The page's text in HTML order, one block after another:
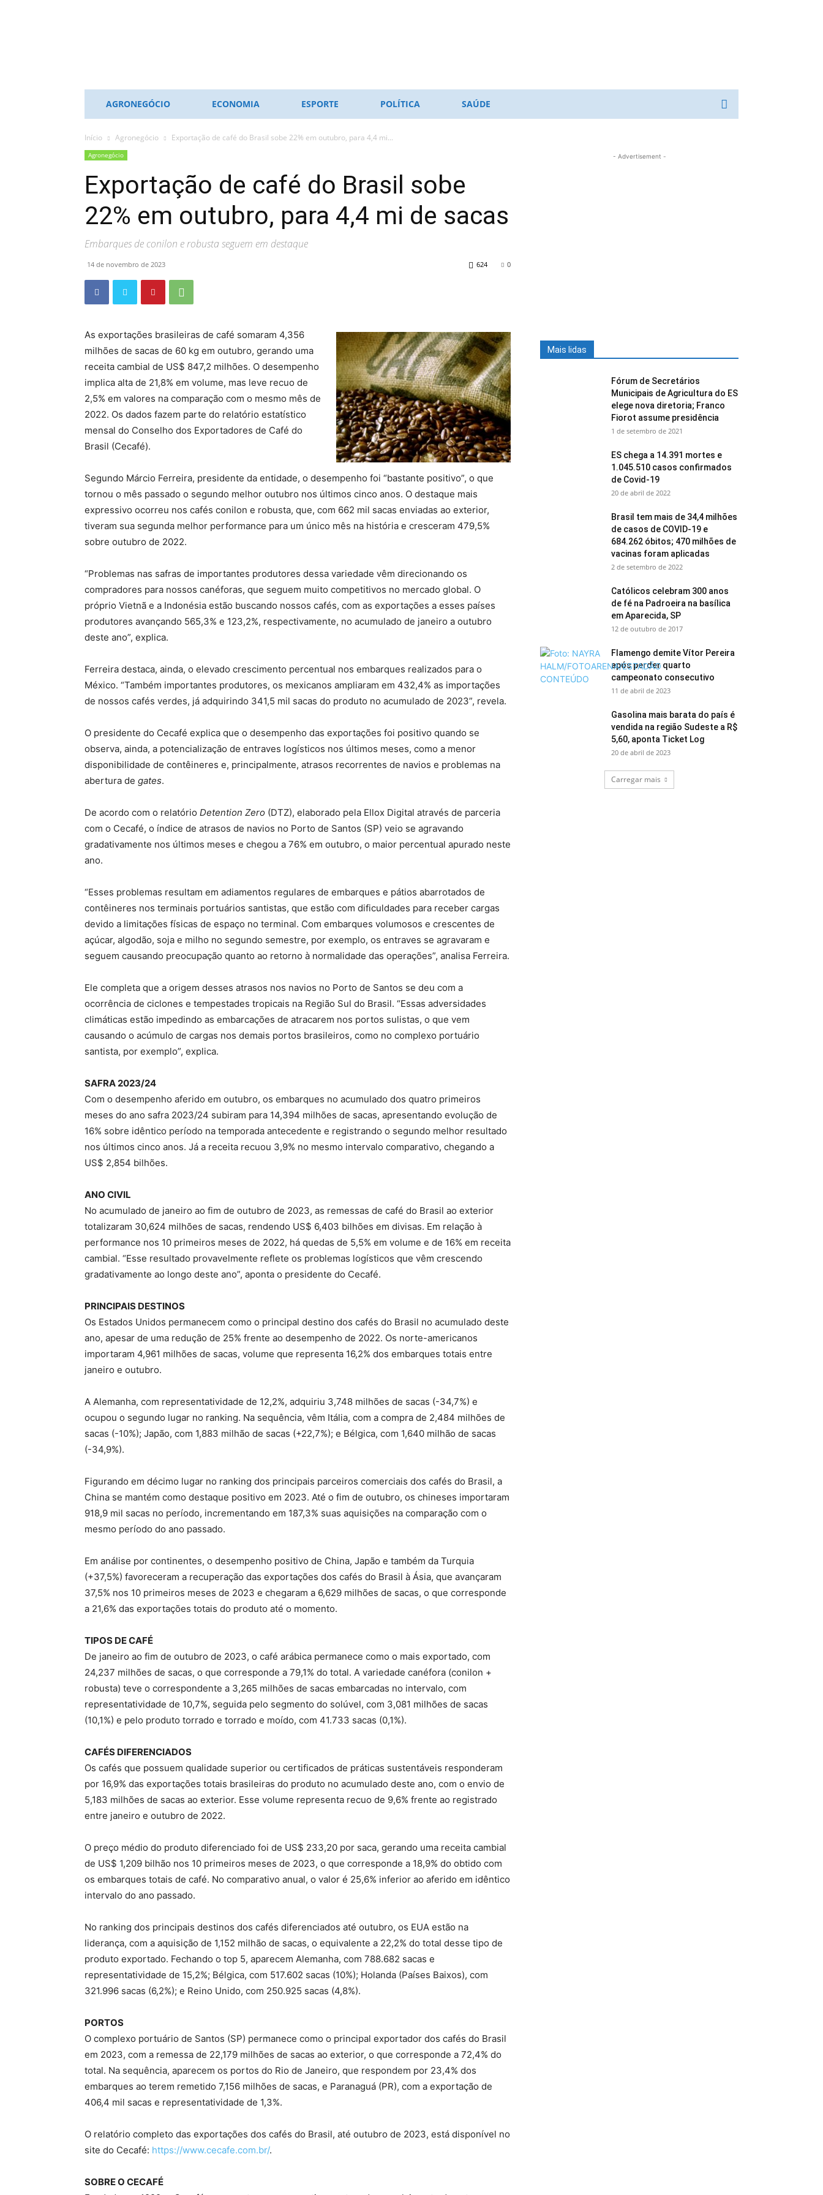
AGRONEGÓCIO ECONOMIA ESPORTE POLÍTICA SAÚDE
Início Agronegócio Exportação de café do Brasil sobe 22% em outubro, para 4,4 mi...
Agronegócio
Exportação de café do Brasil sobe
22% em outubro, para 4,4 mi de sacas
Embarques de conilon e robusta seguem em destaque
14 de novembro de 2023 0
624
As exportações brasileiras de café somaram 4,356
milhões de sacas de 60 kg em outubro, gerando uma
receita cambial de US$ 847,2 milhões. O desempenho
implica alta de 21,8% em volume, mas leve recuo de
2,5% em valores na comparação com o mesmo mês de
2022. Os dados fazem parte do relatório estatístico
mensal do Conselho dos Exportadores de Café do
Brasil (Cecafé).
Segundo Márcio Ferreira, presidente da entidade, o desempenho foi “bastante positivo”, o que
tornou o mês passado o segundo melhor outubro nos últimos cinco anos. O destaque mais
expressivo ocorreu nos cafés conilon e robusta, que, com 662 mil sacas enviadas ao exterior,
tiveram sua segunda melhor performance para um único mês na história e cresceram 479,5%
sobre outubro de 2022.
“Problemas nas safras de importantes produtores dessa variedade vêm direcionando os
compradores para nossos canéforas, que seguem muito competitivos no mercado global. O
próprio Vietnã e a Indonésia estão buscando nossos cafés, com as exportações a esses países
produtores avançando 565,3% e 123,2%, respectivamente, no acumulado de janeiro a outubro
deste ano”, explica.
Ferreira destaca, ainda, o elevado crescimento percentual nos embarques realizados para o
México. “Também importantes produtores, os mexicanos ampliaram em 432,4% as importações
de nossos cafés verdes, já adquirindo 341,5 mil sacas do produto no acumulado de 2023”, revela.
O presidente do Cecafé explica que o desempenho das exportações foi positivo quando se
observa, ainda, a potencialização de entraves logísticos nos últimos meses, como a menor
disponibilidade de contêineres e, principalmente, atrasos recorrentes de navios e problemas na
abertura de gates.
De acordo com o relatório Detention Zero (DTZ), elaborado pela Ellox Digital através de parceria
com o Cecafé, o índice de atrasos de navios no Porto de Santos (SP) veio se agravando
gradativamente nos últimos meses e chegou a 76% em outubro, o maior percentual apurado neste
ano.
“Esses problemas resultam em adiamentos regulares de embarques e pátios abarrotados de
contêineres nos terminais portuários santistas, que estão com dificuldades para receber cargas
devido a limitações físicas de espaço no terminal. Com embarques volumosos e crescentes de
açúcar, algodão, soja e milho no segundo semestre, por exemplo, os entraves se agravaram e
seguem causando preocupação quanto ao retorno à normalidade das operações”, analisa Ferreira.
Ele completa que a origem desses atrasos nos navios no Porto de Santos se deu com a
ocorrência de ciclones e tempestades tropicais na Região Sul do Brasil. “Essas adversidades
climáticas estão impedindo as embarcações de atracarem nos portos sulistas, o que vem
causando o acúmulo de cargas nos demais portos brasileiros, como no complexo portuário
santista, por exemplo”, explica.
SAFRA 2023/24
Com o desempenho aferido em outubro, os embarques no acumulado dos quatro primeiros
meses do ano safra 2023/24 subiram para 14,394 milhões de sacas, apresentando evolução de
16% sobre idêntico período na temporada antecedente e registrando o segundo melhor resultado
nos últimos cinco anos. Já a receita recuou 3,9% no mesmo intervalo comparativo, chegando a
US$ 2,854 bilhões.
ANO CIVIL
No acumulado de janeiro ao fim de outubro de 2023, as remessas de café do Brasil ao exterior
totalizaram 30,624 milhões de sacas, rendendo US$ 6,403 bilhões em divisas. Em relação à
performance nos 10 primeiros meses de 2022, há quedas de 5,5% em volume e de 16% em receita
cambial. “Esse resultado provavelmente reflete os problemas logísticos que vêm crescendo
gradativamente ao longo deste ano”, aponta o presidente do Cecafé.
PRINCIPAIS DESTINOS
Os Estados Unidos permanecem como o principal destino dos cafés do Brasil no acumulado deste
ano, apesar de uma redução de 25% frente ao desempenho de 2022. Os norte-americanos
importaram 4,961 milhões de sacas, volume que representa 16,2% dos embarques totais entre
janeiro e outubro.
A Alemanha, com representatividade de 12,2%, adquiriu 3,748 milhões de sacas (-34,7%) e
ocupou o segundo lugar no ranking. Na sequência, vêm Itália, com a compra de 2,484 milhões de
sacas (-10%); Japão, com 1,883 milhão de sacas (+22,7%); e Bélgica, com 1,640 milhão de sacas
(-34,9%).
Figurando em décimo lugar no ranking dos principais parceiros comerciais dos cafés do Brasil, a
China se mantém como destaque positivo em 2023. Até o fim de outubro, os chineses importaram
918,9 mil sacas no período, incrementando em 187,3% suas aquisições na comparação com o
mesmo período do ano passado.
Em análise por continentes, o desempenho positivo de China, Japão e também da Turquia
(+37,5%) favoreceram a recuperação das exportações dos cafés do Brasil à Ásia, que avançaram
37,5% nos 10 primeiros meses de 2023 e chegaram a 6,629 milhões de sacas, o que corresponde
a 21,6% das exportações totais do produto até o momento.
TIPOS DE CAFÉ
De janeiro ao fim de outubro de 2023, o café arábica permanece como o mais exportado, com
24,237 milhões de sacas, o que corresponde a 79,1% do total. A variedade canéfora (conilon +
robusta) teve o correspondente a 3,265 milhões de sacas embarcadas no intervalo, com
representatividade de 10,7%, seguida pelo segmento do solúvel, com 3,081 milhões de sacas
(10,1%) e pelo produto torrado e torrado e moído, com 41.733 sacas (0,1%).
CAFÉS DIFERENCIADOS
Os cafés que possuem qualidade superior ou certificados de práticas sustentáveis responderam
por 16,9% das exportações totais brasileiras do produto no acumulado deste ano, com o envio de
5,183 milhões de sacas ao exterior. Esse volume representa recuo de 9,6% frente ao registrado
entre janeiro e outubro de 2022.
O preço médio do produto diferenciado foi de US$ 233,20 por saca, gerando uma receita cambial
de US$ 1,209 bilhão nos 10 primeiros meses de 2023, o que corresponde a 18,9% do obtido com
os embarques totais de café. No comparativo anual, o valor é 25,6% inferior ao aferido em idêntico
intervalo do ano passado.
No ranking dos principais destinos dos cafés diferenciados até outubro, os EUA estão na
liderança, com a aquisição de 1,152 milhão de sacas, o equivalente a 22,2% do total desse tipo de
produto exportado. Fechando o top 5, aparecem Alemanha, com 788.682 sacas e
representatividade de 15,2%; Bélgica, com 517.602 sacas (10%); Holanda (Países Baixos), com
321.996 sacas (6,2%); e Reino Unido, com 250.925 sacas (4,8%).
PORTOS
O complexo portuário de Santos (SP) permanece como o principal exportador dos cafés do Brasil
em 2023, com a remessa de 22,179 milhões de sacas ao exterior, o que corresponde a 72,4% do
total. Na sequência, aparecem os portos do Rio de Janeiro, que respondem por 23,4% dos
embarques ao terem remetido 7,156 milhões de sacas, e Paranaguá (PR), com a exportação de
406,4 mil sacas e representatividade de 1,3%.
O relatório completo das exportações dos cafés do Brasil, até outubro de 2023, está disponível no
site do Cecafé: https://www.cecafe.com.br/.
SOBRE O CECAFÉ
- Advertisement -
Mais lidas
Fórum de Secretários
Municipais de Agricultura do ES
elege nova diretoria; Franco
Fiorot assume presidência
1 de setembro de 2021
ES chega a 14.391 mortes e
1.045.510 casos confirmados
de Covid-19
20 de abril de 2022
Brasil tem mais de 34,4 milhões
de casos de COVID-19 e
684.262 óbitos; 470 milhões de
vacinas foram aplicadas
2 de setembro de 2022
Católicos celebram 300 anos
de fé na Padroeira na basílica
em Aparecida, SP
12 de outubro de 2017
Flamengo demite Vítor Pereira
após perder quarto
campeonato consecutivo
11 de abril de 2023
Gasolina mais barata do país é
vendida na região Sudeste a R$
5,60, aponta Ticket Log
20 de abril de 2023
Carregar mais